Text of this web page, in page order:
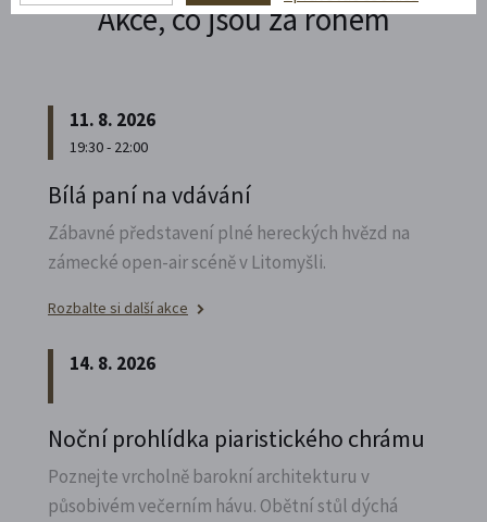
Akce, co jsou za rohem
11. 8. 2026
19:30 - 22:00
Bílá paní na vdávání
Zábavné představení plné hereckých hvězd na
zámecké open-air scéně v Litomyšli.
Rozbalte si další akce
14. 8. 2026
Noční prohlídka piaristického chrámu
Poznejte vrcholně barokní architekturu v
působivém večerním hávu. Obětní stůl dýchá